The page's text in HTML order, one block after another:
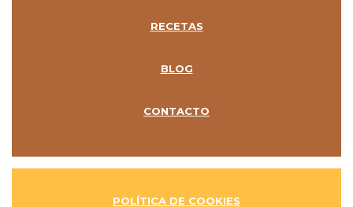
RECETAS
BLOG
CONTACTO
POLÍTICA DE COOKIES